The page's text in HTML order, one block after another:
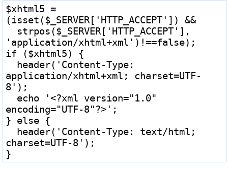
$xhtml5 =
(isset($_SERVER['HTTP_ACCEPT']) &&
'application/xhtml+xml')!==false);
if ($xhtml5) {
application/xhtml+xml; charset=UTF-
8');
encoding="UTF-8"?>';
} else {
charset=UTF-8');
}